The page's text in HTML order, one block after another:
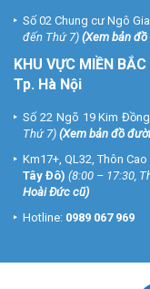
Số 02 Chung cư Ngô
đến Thứ 7) (Xem bản
KHU VỰC MIỀN BẮC
Tp. Hà Nội
Số 22 Ngõ 19 Kim
Thứ 7) (Xem bản đồ
Km17+, QL32, Thôn
Tây Đô) (8:00 – 17:30,
Hoài Đức cũ)
Hotline: 0989 067 969